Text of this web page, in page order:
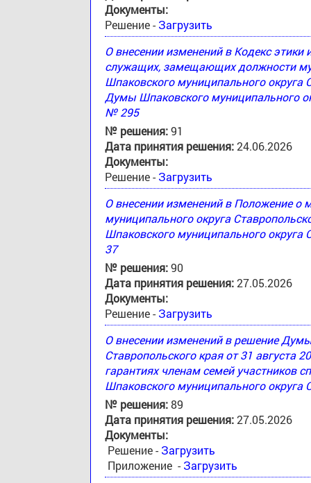
Документы:
Решение - Загрузить
О внесении изменений в Кодекс
служащих, замещающих должности
Шпаковского муниципального
Думы Шпаковского муниципального
№ 295
№ решения:91
Дата принятия решения:24.06.2026
Документы:
Решение - Загрузить
О внесении изменений в Положение
муниципального округа
Шпаковского муниципального округа
37
№ решения:90
Дата принятия решения:27.05.2026
Документы:
Решение - Загрузить
О внесении изменений в решение
Ставропольского края от 31
гарантиях членам семей участников
Шпаковского муниципального округа
№ решения:89
Дата принятия решения:27.05.2026
Документы:
Решение - Загрузить
Приложение - Загрузить